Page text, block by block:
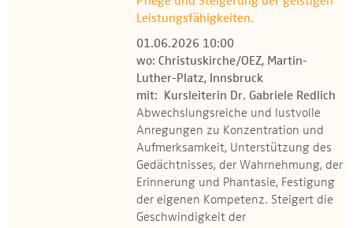
Kontakt
Leistungsfähigkeiten.
01.06.2026 10:00
wo: Christuskirche/OEZ, Martin-
Luther-Platz, Innsbruck
mit: Kursleiterin Dr. Gabriele Redlich
Abwechslungsreiche und lustvolle
Anregungen zu Konzentration und
Aufmerksamkeit, Unterstützung des
Gedächtnisses, der Wahrnehmung, der
Erinnerung und Phantasie, Festigung
der eigenen Kompetenz. Steigert die
Geschwindigkeit der